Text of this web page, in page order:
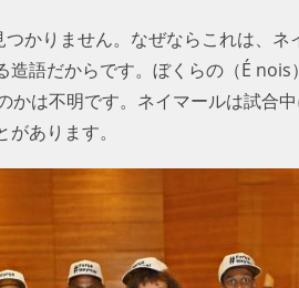
かりません。なぜならこれは、
語だからです。ぼくらの（É
は不明です。ネイマールは試合
あります。